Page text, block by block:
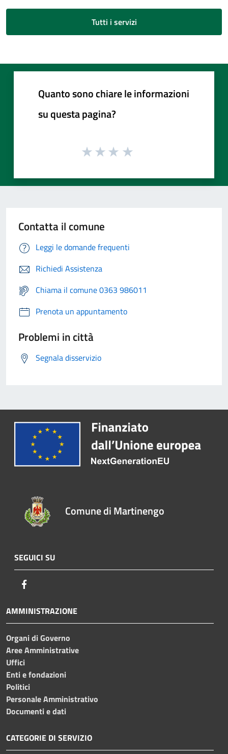
Tutti i servizi
Quanto sono chiare le informazioni
su questa pagina?
Contatta il comune
Leggi le domande frequenti
Richiedi Assistenza
Chiama il comune 0363 986011
Prenota un appuntamento
Problemi in città
Segnala disservizio
Comune di Martinengo
SEGUICI SU
AMMINISTRAZIONE
Organi di Governo
Aree Amministrative
Uffici
Enti e fondazioni
Politici
Personale Amministrativo
Documenti e dati
CATEGORIE DI SERVIZIO